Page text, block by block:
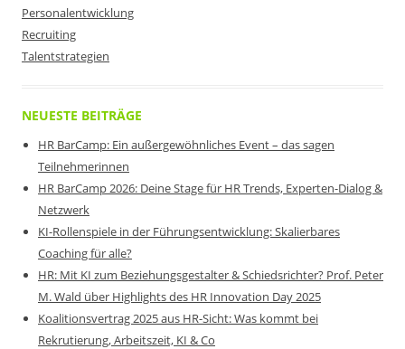
Personalentwicklung
Recruiting
Talentstrategien
NEUESTE BEITRÄGE
HR BarCamp: Ein außergewöhnliches Event – das sagen
Teilnehmerinnen
HR BarCamp 2026: Deine Stage für HR Trends, Experten-Dialog &
Netzwerk
KI-Rollenspiele in der Führungsentwicklung: Skalierbares
Coaching für alle?
HR: Mit KI zum Beziehungsgestalter & Schiedsrichter? Prof. Peter
M. Wald über Highlights des HR Innovation Day 2025
Koalitionsvertrag 2025 aus HR-Sicht: Was kommt bei
Rekrutierung, Arbeitszeit, KI & Co